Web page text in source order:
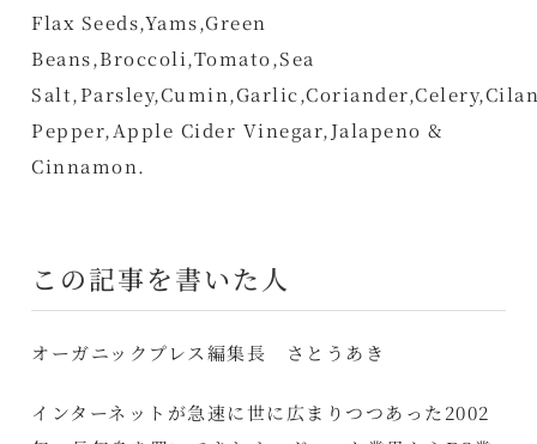
Flax Seeds,Yams,Green
Beans,Broccoli,Tomato,Sea
Pepper,Apple Cider Vinegar,Jalapeno &
Cinnamon.
この記事を書いた人
オーガニックプレス編集長 さとうあき
インターネットが急速に世に広まりつつあった2002